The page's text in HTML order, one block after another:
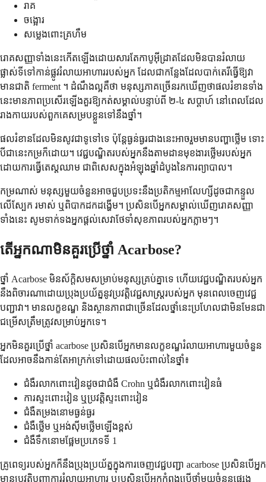
រាគ
ចង្អោរ
សម្លេង​ពោះ​គ្រហឹម
រោគ​សញ្ញា​ទាំង​នេះ​កើត​ឡើង​ដោយ​សារ​តែ​កាបូអ៊ីដ្រាត​ដែល​មិន​បាន​រំលាយ​
ផ្លាស់ទី​ទៅ​កាន់​ផ្លូវ​រំលាយ​អាហារ​របស់​អ្នក ដែល​ជា​កន្លែង​ដែល​បាក់តេរី​ធ្វើ​ឱ្យ​វា​
មាន​ជាតិ​ ferment ។ ដំណឹង​ល្អ​គឺ​ថា មនុស្ស​ភាគ​ច្រើន​រក​ឃើញ​ថា​ផល​រំខាន​ទាំង​
នេះ​មាន​ភាព​ប្រសើរ​ឡើង​គួរ​ឱ្យ​កត់​សម្គាល់​បន្ទាប់​ពី ២-៤ សប្តាហ៍ នៅ​ពេល​ដែល​
រាង​កាយ​របស់​ពួក​គេ​សម្រប​ខ្លួន​ទៅ​នឹង​ថ្នាំ។
ផល​រំខាន​ដែល​មិន​សូវ​ជា​ទូទៅ​ទេ ប៉ុន្តែ​ធ្ងន់ធ្ងរ​ជាង​នេះ​អាច​រួម​មាន​បញ្ហា​ថ្លើម ទោះ​
បី​ជា​នេះ​កម្រ​ក៏​ដោយ។ វេជ្ជបណ្ឌិត​របស់​អ្នក​នឹង​តាម​ដាន​មុខងារ​ថ្លើម​របស់​អ្នក​
ដោយ​ការ​ធ្វើ​តេស្ត​ឈាម ជា​ពិសេស​ក្នុង​អំឡុង​ឆ្នាំ​ដំបូង​នៃ​ការ​ព្យាបាល។
កម្រ​ណាស់ មនុស្ស​មួយ​ចំនួន​អាច​ជួប​ប្រទះ​នឹង​ប្រតិកម្ម​អាលែហ្សី​ដូច​ជា​កន្ទួល​
លើ​ស្បែក រមាស់ ឬ​ពិបាក​ដក​ដង្ហើម។ ប្រសិន​បើ​អ្នក​សម្គាល់​ឃើញ​រោគ​សញ្ញា​
ទាំង​នេះ សូម​ទាក់ទង​អ្នក​ផ្តល់​សេវា​ថែទាំ​សុខភាព​របស់​អ្នក​ភ្លាមៗ។
តើ​អ្នក​ណា​មិន​គួរ​ប្រើ​ថ្នាំ Acarbose?
ថ្នាំ Acarbose មិន​ស័ក្តិសម​សម្រាប់​មនុស្ស​គ្រប់​គ្នា​ទេ ហើយ​វេជ្ជបណ្ឌិត​របស់​អ្នក​
នឹង​ពិចារណា​ដោយ​ប្រុង​ប្រយ័ត្ន​នូវ​ប្រវត្តិ​វេជ្ជសាស្ត្រ​របស់​អ្នក មុន​ពេល​ចេញ​វេជ្ជ
បញ្ជា​វា។ មាន​លក្ខខណ្ឌ និង​ស្ថានភាព​ជា​ច្រើន​ដែល​ថ្នាំ​នេះ​ប្រហែល​ជា​មិន​មែន​ជា​
ជម្រើស​ត្រឹមត្រូវ​សម្រាប់​អ្នក​ទេ។
អ្នក​មិន​គួរ​ប្រើ​ថ្នាំ acarbose ប្រសិន​បើ​អ្នក​មាន​លក្ខខណ្ឌ​រំលាយ​អាហារ​មួយ​ចំនួន​
ដែល​អាច​នឹង​កាន់​តែ​អាក្រក់​ទៅ​ដោយ​ផល​ប៉ះពាល់​នៃ​ថ្នាំ៖
ជំងឺរលាកពោះវៀនដូចជាជំងឺ Crohn ឬជំងឺរលាកពោះវៀនធំ
ការស្ទះពោះវៀន ឬប្រវត្តិស្ទះពោះវៀន
ជំងឺតម្រងនោមធ្ងន់ធ្ងរ
ជំងឺថ្លើម ឬអង់ស៊ីមថ្លើមឡើងខ្ពស់
ជំងឺទឹកនោមផ្អែមប្រភេទទី 1
គ្រូពេទ្យរបស់អ្នកក៏នឹងប្រុងប្រយ័ត្នក្នុងការចេញវេជ្ជបញ្ជា acarbose ប្រសិនបើអ្នក
មានប្រវត្តិបញ្ហាការរំលាយអាហារ ឬប្រសិនបើអ្នកកំពុងប្រើថ្នាំមួយចំនួនផ្សេង